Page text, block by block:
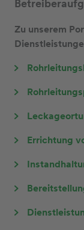
Zu unserem
Errichtung